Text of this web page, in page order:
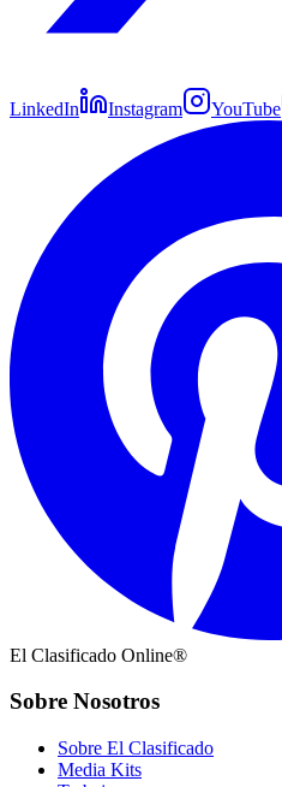
LinkedIn Instagram YouTube
El Clasificado Online®
Sobre Nosotros
Sobre El Clasificado
Media Kits